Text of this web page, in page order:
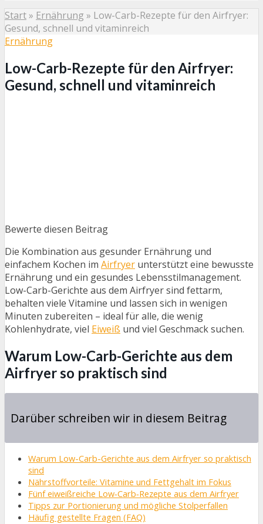
Start» Ernährung » Low-Carb-Rezepte für den Airfryer:
Gesund, schnell und vitaminreich
Ernährung
Low-Carb-Rezepte für den Airfryer:
Gesund, schnell und vitaminreich
Bewerte diesen Beitrag
Die Kombination aus gesunder Ernährung und
einfachem Kochen im Airfryer unterstützt eine bewusste
Ernährung und ein gesundes Lebensstilmanagement.
Low-Carb-Gerichte aus dem Airfryer sind fettarm,
behalten viele Vitamine und lassen sich in wenigen
Minuten zubereiten – ideal für alle, die wenig
Kohlenhydrate, viel Eiweiß und viel Geschmack suchen.
Warum Low-Carb-Gerichte aus dem
Airfryer so praktisch sind
Darüber schreiben wir in diesem Beitrag
Warum Low-Carb-Gerichte aus dem Airfryer so praktisch
sind
Nährstoffvorteile: Vitamine und Fettgehalt im Fokus
Fünf eiweißreiche Low‑Carb‑Rezepte aus dem Airfryer
Tipps zur Portionierung und mögliche Stolperfallen
Häufig gestellte Fragen (FAQ)